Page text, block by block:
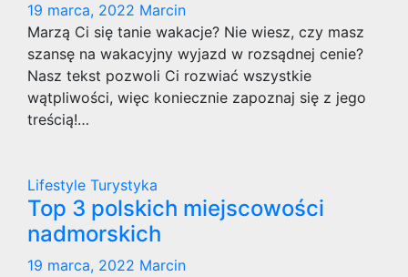
19 marca, 2022 Marcin
Marzą Ci się tanie wakacje? Nie wiesz, czy masz
szansę na wakacyjny wyjazd w rozsądnej cenie?
Nasz tekst pozwoli Ci rozwiać wszystkie
wątpliwości, więc koniecznie zapoznaj się z jego
treścią!…
Lifestyle Turystyka
Top 3 polskich miejscowości
nadmorskich
19 marca, 2022 Marcin